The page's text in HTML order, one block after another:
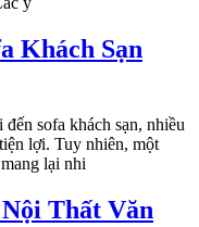
Khách Sạn
sofa khách sạn, nhiều
lợi. Tuy nhiên, một
lại nhi
Thất Văn